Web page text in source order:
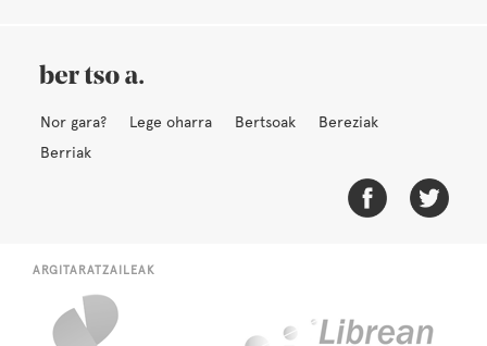
Nor gara? Lege oharra Bertsoak
Bereziak
Berriak
ARGITARATZAILEAK